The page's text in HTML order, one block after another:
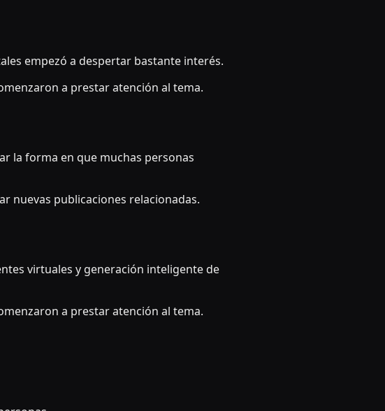
empezó a despertar bastante interés.
a prestar atención al tema.
la forma en que muchas personas
nuevas publicaciones relacionadas.
virtuales y generación inteligente de
a prestar atención al tema.